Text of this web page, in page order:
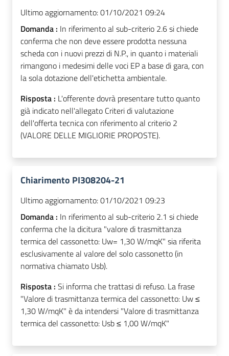
Ultimo aggiornamento:01/10/2021 09:24
Domanda : In riferimento al sub-criterio 2.6 si chiede
conferma che non deve essere prodotta nessuna
scheda con i nuovi prezzi di N.P., in quanto i materiali
rimangono i medesimi delle voci EP a base di gara, con
la sola dotazione dell'etichetta ambientale.
Risposta : L'offerente dovrà presentare tutto quanto
già indicato nell'allegato Criteri di valutazione
dell'offerta tecnica con riferimento al criterio 2
(VALORE DELLE MIGLIORIE PROPOSTE).
Chiarimento PI308204-21
Ultimo aggiornamento:01/10/2021 09:23
Domanda : In riferimento al sub-criterio 2.1 si chiede
conferma che la dicitura "valore di trasmittanza
termica del cassonetto: Uw= 1,30 W/mqK" sia riferita
esclusivamente al valore del solo cassonetto (in
normativa chiamato Usb).
Risposta : Si informa che trattasi di refuso. La frase
"Valore di trasmittanza termica del cassonetto: Uw ≤
1,30 W/mqK" è da intendersi "Valore di trasmittanza
termica del cassonetto: Usb ≤ 1,00 W/mqK"